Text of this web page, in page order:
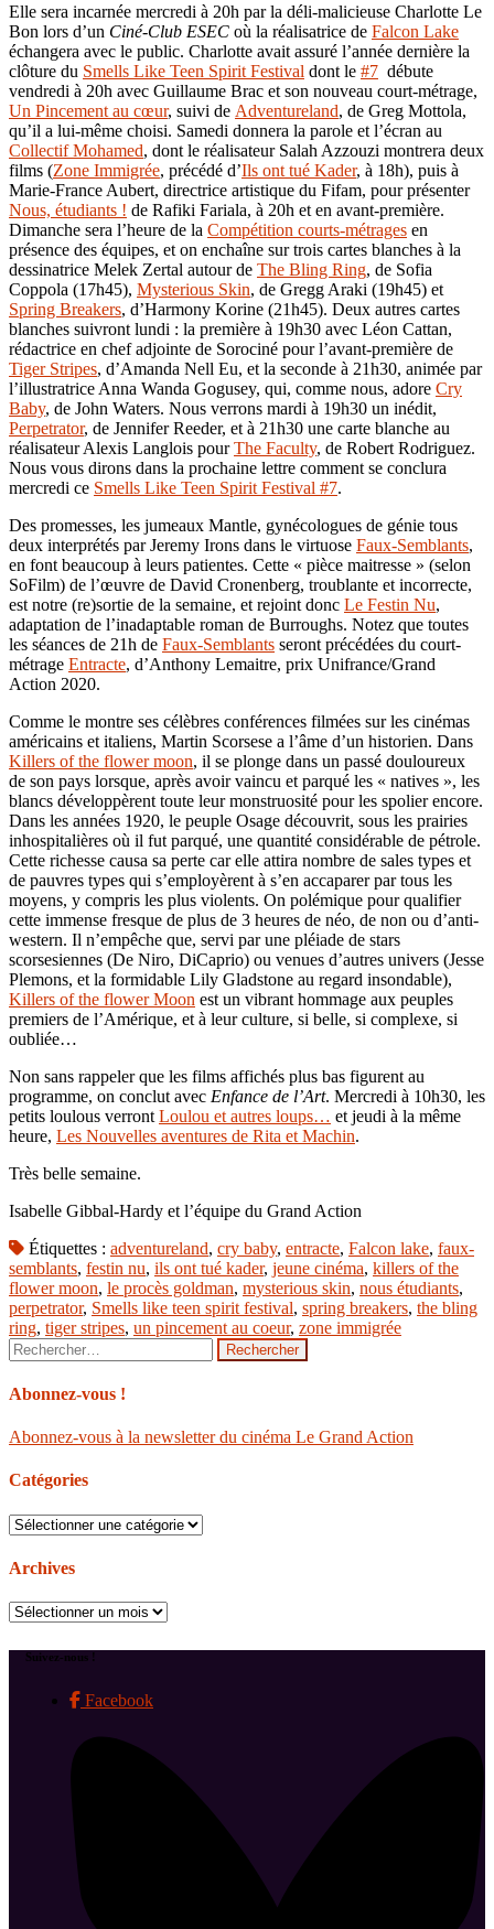
Elle sera incarnée mercredi à 20h par la déli-malicieuse Charlotte Le
Bon lors d’un Ciné-Club ESEC où la réalisatrice de Falcon Lake
échangera avec le public. Charlotte avait assuré l’année dernière la
clôture du Smells Like Teen Spirit Festival dont le #7 débute
vendredi à 20h avec Guillaume Brac et son nouveau court-métrage,
Un Pincement au cœur, suivi de Adventureland, de Greg Mottola,
qu’il a lui-même choisi. Samedi donnera la parole et l’écran au
Collectif Mohamed, dont le réalisateur Salah Azzouzi montrera deux
films (Zone Immigrée, précédé d’Ils ont tué Kader, à 18h), puis à
Marie-France Aubert, directrice artistique du Fifam, pour présenter
Nous, étudiants ! de Rafiki Fariala, à 20h et en avant-première.
Dimanche sera l’heure de la Compétition courts-métrages en
présence des équipes, et on enchaîne sur trois cartes blanches à la
dessinatrice Melek Zertal autour de The Bling Ring, de Sofia
Coppola (17h45), Mysterious Skin, de Gregg Araki (19h45) et
Spring Breakers, d’Harmony Korine (21h45). Deux autres cartes
blanches suivront lundi : la première à 19h30 avec Léon Cattan,
rédactrice en chef adjointe de Sorociné pour l’avant-première de
Tiger Stripes, d’Amanda Nell Eu, et la seconde à 21h30, animée par
l’illustratrice Anna Wanda Gogusey, qui, comme nous, adore Cry
Baby, de John Waters. Nous verrons mardi à 19h30 un inédit,
Perpetrator, de Jennifer Reeder, et à 21h30 une carte blanche au
réalisateur Alexis Langlois pourThe Faculty, de Robert Rodriguez.
Nous vous dirons dans la prochaine lettre comment se conclura
mercredi ce Smells Like Teen Spirit Festival #7.
Des promesses, les jumeaux Mantle, gynécologues de génie tous
deux interprétés par Jeremy Irons dans le virtuose Faux-Semblants,
en font beaucoup à leurs patientes. Cette « pièce maitresse » (selon
SoFilm) de l’œuvre de David Cronenberg, troublante et incorrecte,
est notre (re)sortie de la semaine, et rejoint donc Le Festin Nu,
adaptation de l’inadaptable roman de Burroughs. Notez que toutes
les séances de 21h de Faux-Semblants seront précédées du court-
métrage Entracte, d’Anthony Lemaitre, prix Unifrance/Grand
Action 2020.
Comme le montre ses célèbres conférences filmées sur les cinémas
américains et italiens, Martin Scorsese a l’âme d’un historien. Dans
Killers of the flower moon, il se plonge dans un passé douloureux
de son pays lorsque, après avoir vaincu et parqué les « natives », les
blancs développèrent toute leur monstruosité pour les spolier encore.
Dans les années 1920, le peuple Osage découvrit, sous les prairies
inhospitalières où il fut parqué, une quantité considérable de pétrole.
Cette richesse causa sa perte car elle attira nombre de sales types et
de pauvres types qui s’employèrent à s’en accaparer par tous les
moyens, y compris les plus violents. On polémique pour qualifier
cette immense fresque de plus de 3 heures de néo, de non ou d’anti-
western. Il n’empêche que, servi par une pléiade de stars
scorsesiennes (De Niro, DiCaprio) ou venues d’autres univers (Jesse
Plemons, et la formidable Lily Gladstone au regard insondable),
Killers of the flower Moon est un vibrant hommage aux peuples
premiers de l’Amérique, et à leur culture, si belle, si complexe, si
oubliée…
Non sans rappeler que les films affichés plus bas figurent au
programme, on conclut avec Enfance de l’Art. Mercredi à 10h30, les
petits loulous verront Loulou et autres loups… et jeudi à la même
heure, Les Nouvelles aventures de Rita et Machin.
Très belle semaine.
Isabelle Gibbal-Hardy et l’équipe du Grand Action
Étiquettes : adventureland, cry baby, entracte, Falcon lake, faux-
semblants, festin nu, ils ont tué kader, jeune cinéma, killers of the
flower moon, le procès goldman, mysterious skin, nous étudiants,
perpetrator, Smells like teen spirit festival, spring breakers, the bling
ring, tiger stripes, un pincement au coeur, zone immigrée
Rechercher :
Abonnez-vous !
Abonnez-vous à la newsletter du cinéma Le Grand Action
Catégories
Catégories
Archives
Archives
Suivez-nous !
Facebook